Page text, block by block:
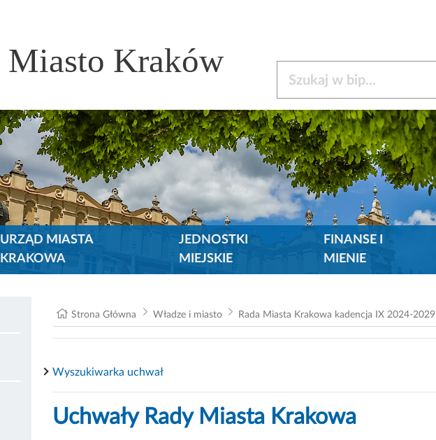
Miasto Kraków
URZĄD MIASTA
KRAKOWA
JEDNOSTKI
MIEJSKIE
FINANSE I
MIENIE
Strona Główna Władze i miasto Rada Miasta Krakowa kadencja IX 2024-2029
Wyszukiwarka uchwał
Uchwały Rady Miasta Krakowa